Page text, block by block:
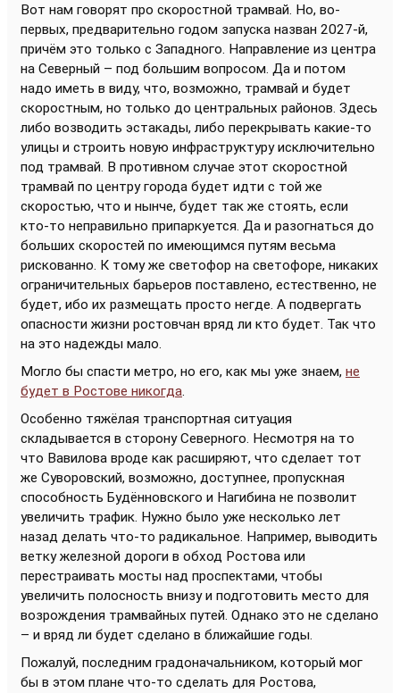
Вот нам говорят про скоростной трамвай. Но, во-
первых, предварительно годом запуска назван 2027-й,
причём это только с Западного. Направление из центра
на Северный – под большим вопросом. Да и потом
надо иметь в виду, что, возможно, трамвай и будет
скоростным, но только до центральных районов. Здесь
либо возводить эстакады, либо перекрывать какие-то
улицы и строить новую инфраструктуру исключительно
под трамвай. В противном случае этот скоростной
трамвай по центру города будет идти с той же
скоростью, что и нынче, будет так же стоять, если
кто-то неправильно припаркуется. Да и разогнаться до
больших скоростей по имеющимся путям весьма
рискованно. К тому же светофор на светофоре, никаких
ограничительных барьеров поставлено, естественно, не
будет, ибо их размещать просто негде. А подвергать
опасности жизни ростовчан вряд ли кто будет. Так что
на это надежды мало.
Могло бы спасти метро, но его, как мы уже знаем, не
будет в Ростове никогда.
Особенно тяжёлая транспортная ситуация
складывается в сторону Северного. Несмотря на то
что Вавилова вроде как расширяют, что сделает тот
же Суворовский, возможно, доступнее, пропускная
способность Будённовского и Нагибина не позволит
увеличить трафик. Нужно было уже несколько лет
назад делать что-то радикальное. Например, выводить
ветку железной дороги в обход Ростова или
перестраивать мосты над проспектами, чтобы
увеличить полосность внизу и подготовить место для
возрождения трамвайных путей. Однако это не сделано
– и вряд ли будет сделано в ближайшие годы.
Пожалуй, последним градоначальником, который мог
бы в этом плане что-то сделать для Ростова,